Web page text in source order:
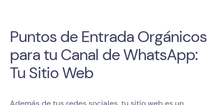
Puntos de Entrada Orgánicos
para tu Canal de WhatsApp:
Tu Sitio Web